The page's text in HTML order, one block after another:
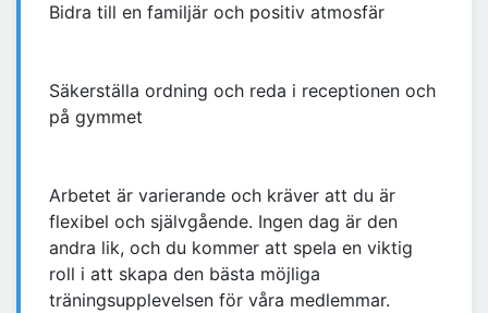
Bidra till en familjär och positiv atmosfär
Säkerställa ordning och reda i receptionen och
på gymmet
Arbetet är varierande och kräver att du är
flexibel och självgående. Ingen dag är den
andra lik, och du kommer att spela en viktig
roll i att skapa den bästa möjliga
träningsupplevelsen för våra medlemmar.